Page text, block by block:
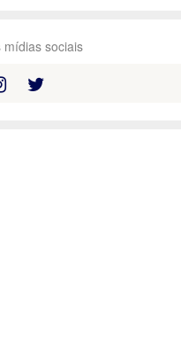
mídias sociais